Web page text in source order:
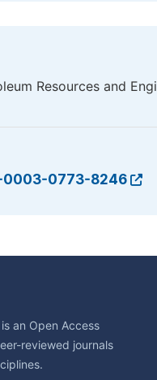
Resources and
0773-8246
an Open Access
reviewed journals